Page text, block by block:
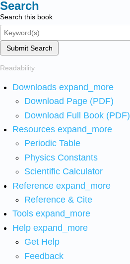
Search
Search this book
Submit Search
Readability
Downloads expand_more
Download Page (PDF)
Download Full Book (PDF)
Resources expand_more
Periodic Table
Physics Constants
Scientific Calculator
Reference expand_more
Reference & Cite
Tools expand_more
Help expand_more
Get Help
Feedback